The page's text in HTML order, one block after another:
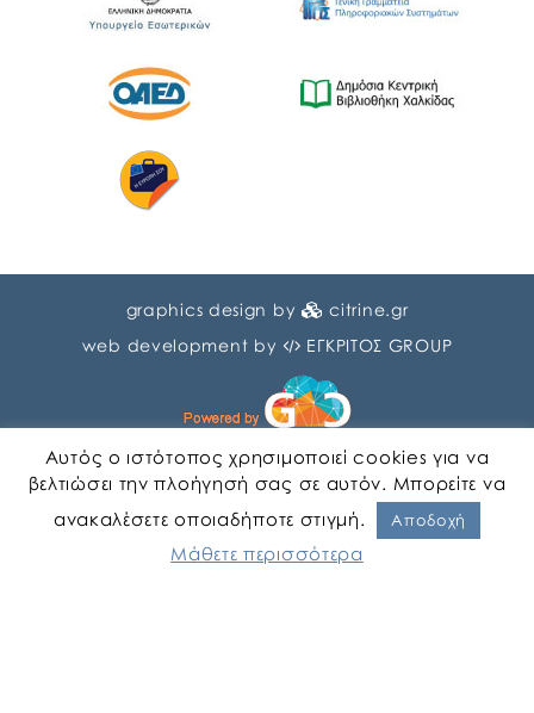
graphics design by
citrine.gr
web development by
ΕΓΚΡΙΤΟΣ GROUP
Αυτός ο ιστότοπος χρησιμοποιεί cookies για να
βελτιώσει την πλοήγησή σας σε αυτόν. Μπορείτε να
ανακαλέσετε οποιαδήποτε στιγμή.
Αποδοχή
Μάθετε περισσότερα
Αγγλικα Ελληνικα